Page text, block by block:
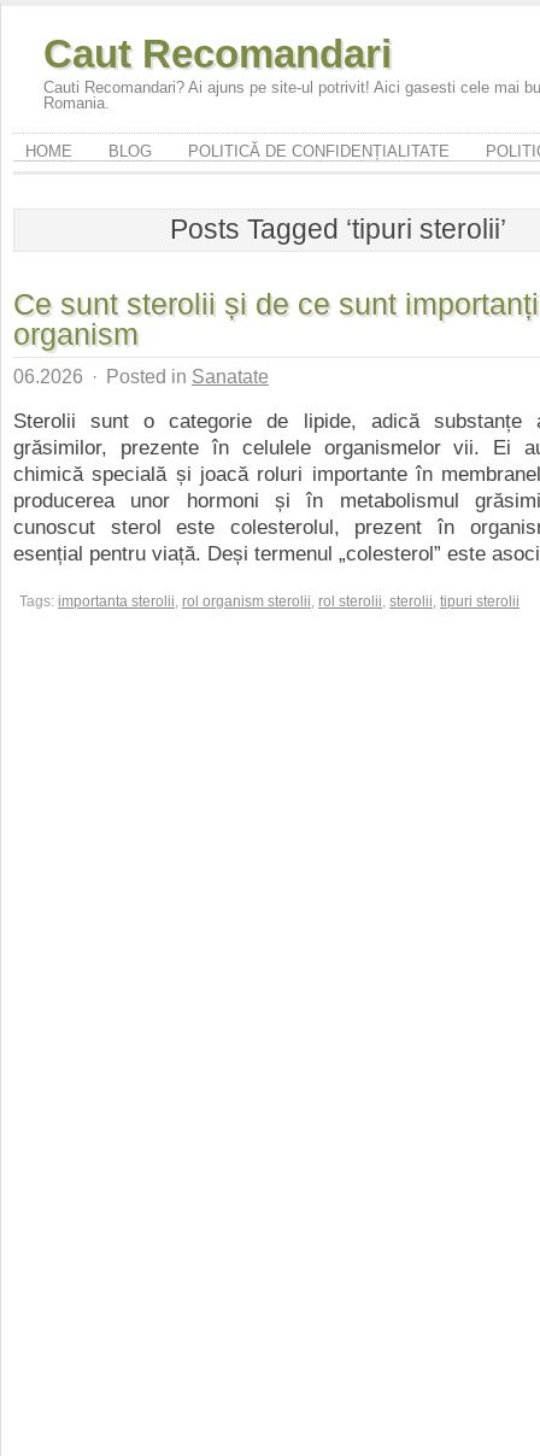
Caut Recomandari
Cauti Recomandari? Ai ajuns pe site-ul potrivit! Aici gasesti cele mai
Romania.
HOME BLOG POLITICĂ DE CONFIDENȚIALITATE
Posts Tagged ‘tipuri sterolii’
Ce sunt sterolii și de ce sunt
organism
06.2026 · Posted in Sanatate
Sterolii sunt o categorie de lipide, adică substanțe
grăsimilor, prezente în celulele organismelor vii. Ei
chimică specială și joacă roluri importante în
producerea unor hormoni și în metabolismul
cunoscut sterol este colesterolul, prezent în
esențial pentru viață. Deși termenul „colesterol” este
Tags: importanta sterolii, rol organism sterolii, rol sterolii, sterolii, tipuri sterolii